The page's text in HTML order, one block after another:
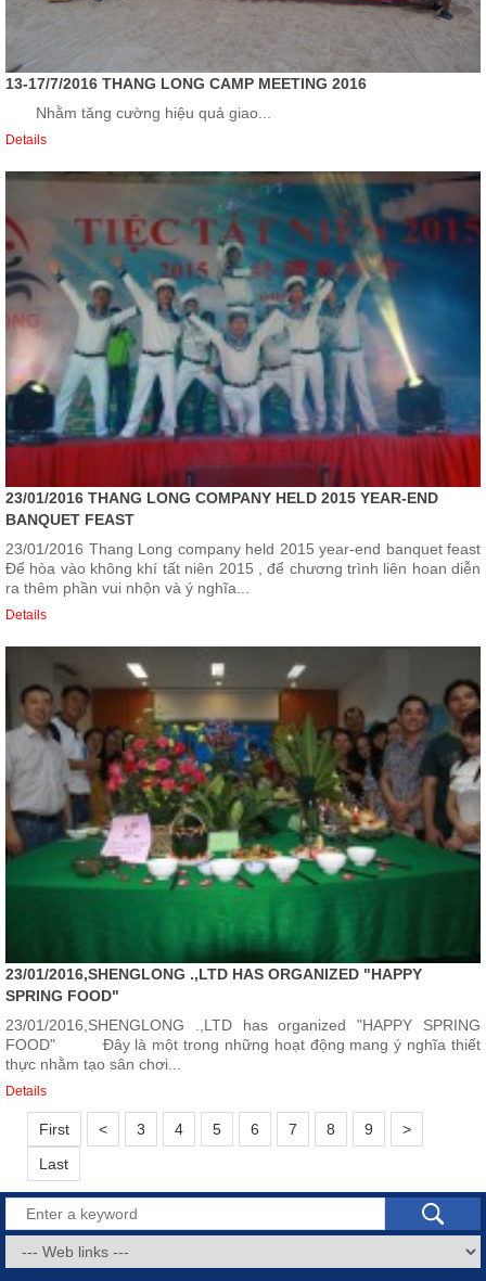
13-17/7/2016 THANG LONG CAMP MEETING 2016
Nhằm tăng cường hiệu quả giao...
Details
23/01/2016 THANG LONG COMPANY HELD 2015 YEAR-END
BANQUET FEAST
23/01/2016 Thang Long company held 2015 year-end banquet feast
Để hòa vào không khí tất niên 2015 , để chương trình liên hoan diễn
ra thêm phần vui nhộn và ý nghĩa...
Details
23/01/2016,SHENGLONG .,LTD HAS ORGANIZED "HAPPY
SPRING FOOD"
23/01/2016,SHENGLONG .,LTD has organized "HAPPY SPRING
FOOD" Đây là một trong những hoạt động mang ý nghĩa thiết
thực nhằm tạo sân chơi...
Details
First < 3 4 5 6 7 8 9
>
Last